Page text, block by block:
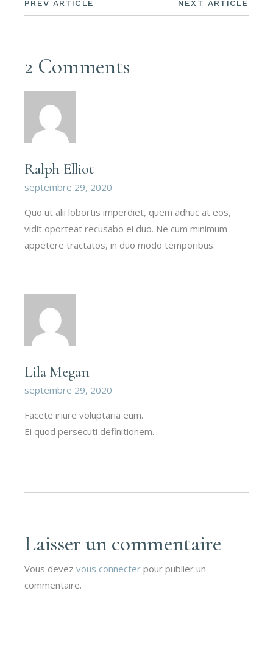
PREV ARTICLE NEXT ARTICLE
2 Comments
Ralph Elliot
septembre 29, 2020
Quo ut alii lobortis imperdiet, quem adhuc at eos,
vidit oporteat recusabo ei duo. Ne cum minimum
appetere tractatos, in duo modo temporibus.
Lila Megan
septembre 29, 2020
Facete iriure voluptaria eum.
Ei quod persecuti definitionem.
Laisser un commentaire
Vous devezvous connecter pour publier un
commentaire.